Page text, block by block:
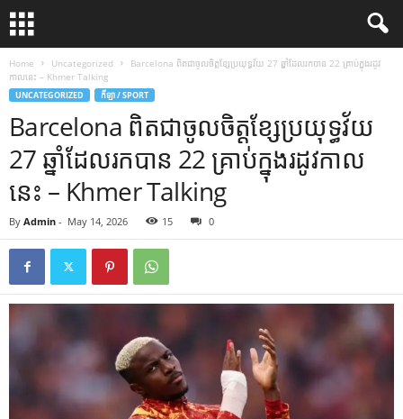
Home Uncategorized
Barcelona ពិត​ជា​ចូលចិត្ត​ខ្សែ​ប្រយុទ្ធ​វ័យ 27 ឆ្នាំ​ដែល​រក​បាន 22 គ្រាប់​ក្នុង​រដូវ​
កាល​នេះ – Khmer Talking
UNCATEGORIZED កីឡា / SPORT
Barcelona ពិត​ជា​ចូលចិត្ត​ខ្សែ​ប្រយុទ្ធ​វ័យ
27 ឆ្នាំ​ដែល​រក​បាន 22 គ្រាប់​ក្នុង​រដូវ​កាល​
នេះ – Khmer Talking
By Admin - May 14, 2026 15 0